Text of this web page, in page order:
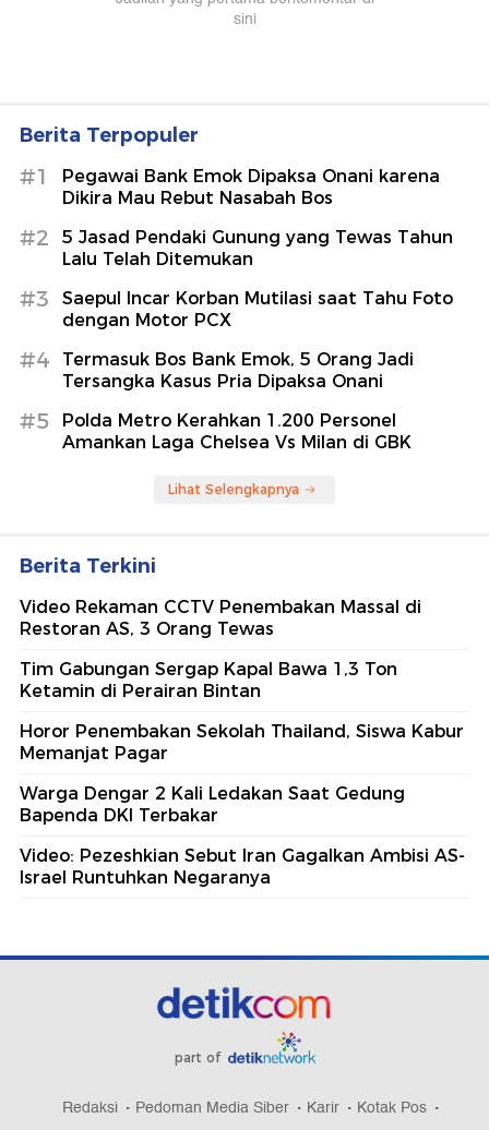
Berita Terpopuler
#1
Pegawai Bank Emok Dipaksa Onani karena
Dikira Mau Rebut Nasabah Bos
#2
5 Jasad Pendaki Gunung yang Tewas Tahun
Lalu Telah Ditemukan
#3
Saepul Incar Korban Mutilasi saat Tahu Foto
dengan Motor PCX
#4
Termasuk Bos Bank Emok, 5 Orang Jadi
Tersangka Kasus Pria Dipaksa Onani
#5
Polda Metro Kerahkan 1.200 Personel
Amankan Laga Chelsea Vs Milan di GBK
Lihat Selengkapnya
Berita Terkini
Video Rekaman CCTV Penembakan Massal di
Restoran AS, 3 Orang Tewas
Tim Gabungan Sergap Kapal Bawa 1,3 Ton
Ketamin di Perairan Bintan
Horor Penembakan Sekolah Thailand, Siswa Kabur
Memanjat Pagar
Warga Dengar 2 Kali Ledakan Saat Gedung
Bapenda DKI Terbakar
Video: Pezeshkian Sebut Iran Gagalkan Ambisi AS-
Israel Runtuhkan Negaranya
part of
Redaksi Pedoman Media Siber Karir
Kotak Pos